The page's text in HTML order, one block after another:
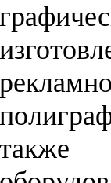
также